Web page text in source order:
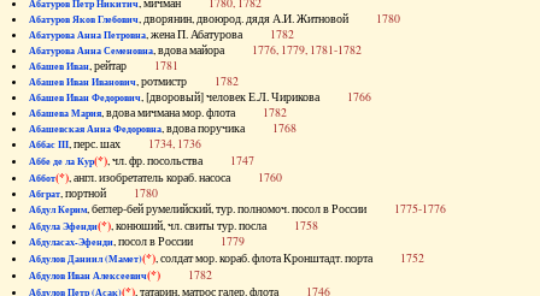
Абатуров Петр Никитич, мичман 1780, 1782
Абатуров Яков Глебович, дворянин, двоюрод. дядя А.И. Житновой 1780
Абатурова Анна Петровна, жена П. Абатурова 1782
Абатурова Анна Семеновна, вдова майора 1776, 1779, 1781-1782
Абашев Иван, рейтар 1781
Абашев Иван Иванович, ротмистр 1782
Абашев Иван Федорович, [дворовый] человек Е.Л. Чирикова 1766
Абашева Мария, вдова мичмана мор. флота 1782
Абашевская Анна Федоровна, вдова поручика 1768
Аббас III, перс. шах 1734, 1736
Аббе де ла Кур(*), чл. фр. посольства 1747
Аббот(*), англ. изобретатель кораб. насоса 1760
Абграт, портной 1780
Абдул Керим, беглер-бей румелийский, тур. полномоч. посол в России 1775-1776
Абдула Эфенди(*), конюший, чл. свиты тур. посла 1758
Абдуласах-Эфенди, посол в России 1779
Абдулов Даниил (Мамет)(*), солдат мор. кораб. флота Кронштадт. порта 1752
Абдулов Иван Алексеевич(*) 1782
Абдулов Петр (Асак)(*), татарин, матрос галер. флота 1746